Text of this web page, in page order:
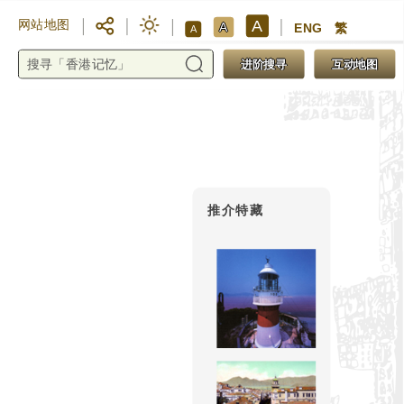
网站地图 A A A ENG 繁
进阶搜寻 互动地图
推介特藏